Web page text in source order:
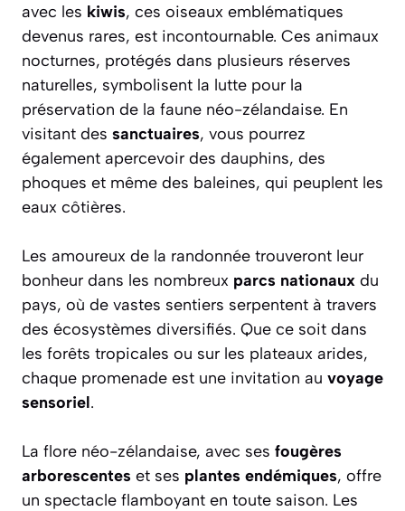
avec les kiwis, ces oiseaux emblématiques
devenus rares, est incontournable. Ces animaux
nocturnes, protégés dans plusieurs réserves
naturelles, symbolisent la lutte pour la
préservation de la faune néo-zélandaise. En
visitant des sanctuaires, vous pourrez
également apercevoir des dauphins, des
phoques et même des baleines, qui peuplent les
eaux côtières.
Les amoureux de la randonnée trouveront leur
bonheur dans les nombreux parcs nationaux du
pays, où de vastes sentiers serpentent à travers
des écosystèmes diversifiés. Que ce soit dans
les forêts tropicales ou sur les plateaux arides,
chaque promenade est une invitation au voyage
sensoriel.
La flore néo-zélandaise, avec ses fougères
arborescentes et ses plantes endémiques, offre
un spectacle flamboyant en toute saison. Les